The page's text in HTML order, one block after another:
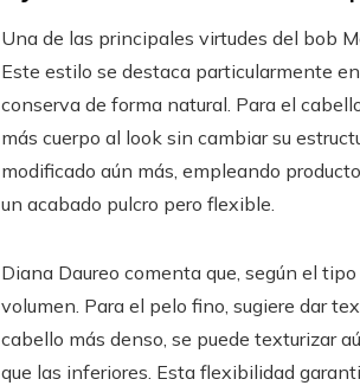
Una de las principales virtudes del bob
Este estilo se destaca particularmente
conserva de forma natural. Para el
más cuerpo al look sin cambiar su
modificado aún más, empleando
un acabado pulcro pero flexible.
Diana Daureo comenta que, según el
volumen. Para el pelo fino, sugiere dar
cabello más denso, se puede texturizar
que las inferiores. Esta flexibilidad